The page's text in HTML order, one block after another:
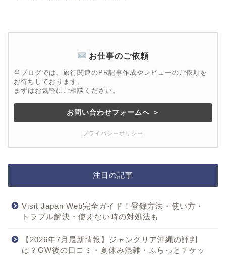
お仕事のご依頼
当ブログでは、旅行関連のPR記事作成やレビューのご依頼を
お待ちしております。
まずはお気軽にご相談ください。
お問い合わせフォームへ ＞
プライバシーポリシー
注目の記事
Visit Japan Web完全ガイド！登録方法・使い方・
トラブル解決・使えない時の対処法も
【2026年7月最新情報】ジャングリア沖縄の評判
は？GW後の口コミ・夏休み混雑・ふらっとチケッ